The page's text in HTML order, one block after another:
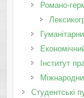
Романо-
Інститут
Студентські